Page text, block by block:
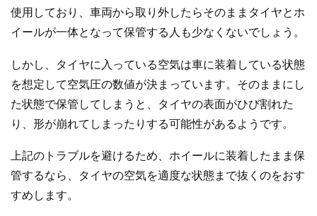
使用しており、車両から取り外したらそのままタイヤとホ
イールが一体となって保管する人も少なくないでしょう。
しかし、タイヤに入っている空気は車に装着している状態
を想定して空気圧の数値が決まっています。そのままにし
た状態で保管してしまうと、タイヤの表面がひび割れた
り、形が崩れてしまったりする可能性があるようです。
上記のトラブルを避けるため、ホイールに装着したまま保
管するなら、タイヤの空気を適度な状態まで抜くのをおす
すめします。